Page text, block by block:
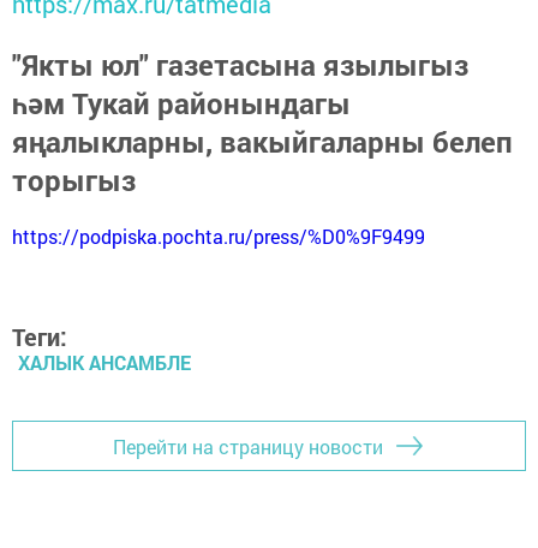
"Якты юл" газетасына язылыгыз
һәм Тукай районындагы
яңалыкларны, вакыйгаларны белеп
торыгыз
https://podpiska.pochta.ru/press/%D0%9F9499
Теги:
ХАЛЫК АНСАМБЛЕ
Перейти на страницу новости